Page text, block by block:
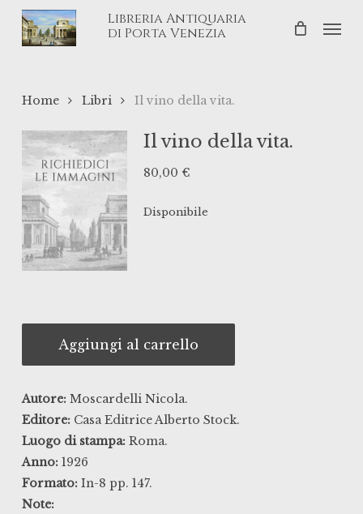
Skip
Libreria Antiquaria
di Porta Venezia
Home Libri Il vino della vita.
Il vino della vita.
80,00 €
Disponibile
Aggiungi al carrello
Autore: Moscardelli Nicola.
Editore: Casa Editrice Alberto Stock.
Luogo di stampa: Roma.
Anno: 1926
Formato: In-8 pp. 147.
Note: